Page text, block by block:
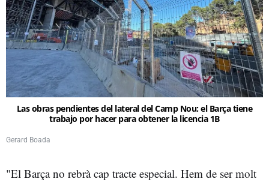
Las obras pendientes del lateral del Camp Nou: el Barça tiene
trabajo por hacer para obtener la licencia 1B
Gerard Boada
"El Barça no rebrà cap tracte especial. Hem de ser molt